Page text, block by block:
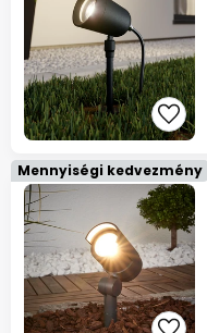
Mennyiségi kedvezmény